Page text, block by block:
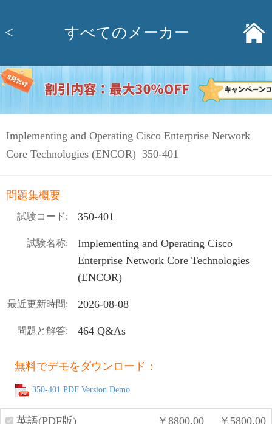
< すべてのメーカー
Implementing and Operating Cisco Enterprise Network
Core Technologies (ENCOR) 350-401
問題集概要
試験コード: 350-401
試験名称:
Implementing and Operating Cisco
Enterprise Network Core Technologies
(ENCOR)
最近更新時間: 2026-08-08
問題と解答: 464 Q&As
無料でデモをダウンロード：
350-401 PDF Version Demo
英語(PDF版) ￥ 8800.00 ￥ 5800.00